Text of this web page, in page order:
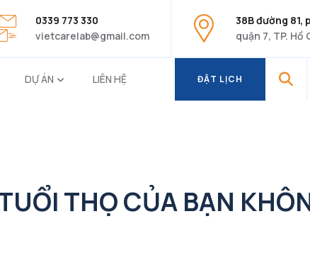
0339 773 330
vietcarelab@gmail.com
38B đường 81,
quận 7, TP. Hồ
DỰ ÁN LIÊN HỆ
ĐẶT LỊCH
THỌ CỦA BẠN